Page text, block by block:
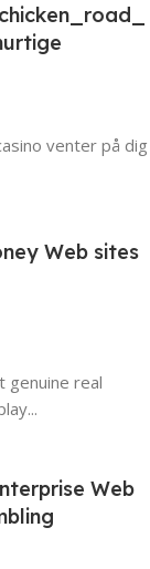
venter på dig
Web sites
genuine real
Web